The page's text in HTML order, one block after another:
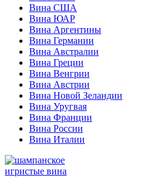
Вина США
Вина ЮАР
Вина Аргентины
Вина Германии
Вина Австралии
Вина Греции
Вина Венгрии
Вина Австрии
Вина Новой Зеландии
Вина Уругвая
Вина Франции
Вина России
Вина Италии
игристые вина